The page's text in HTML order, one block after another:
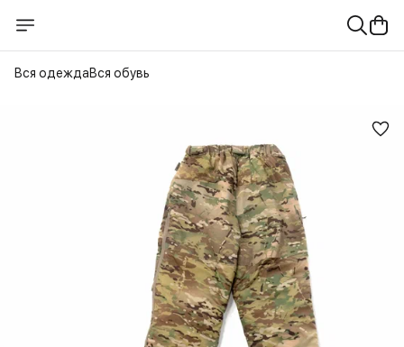
Вся одеждаВся обувь